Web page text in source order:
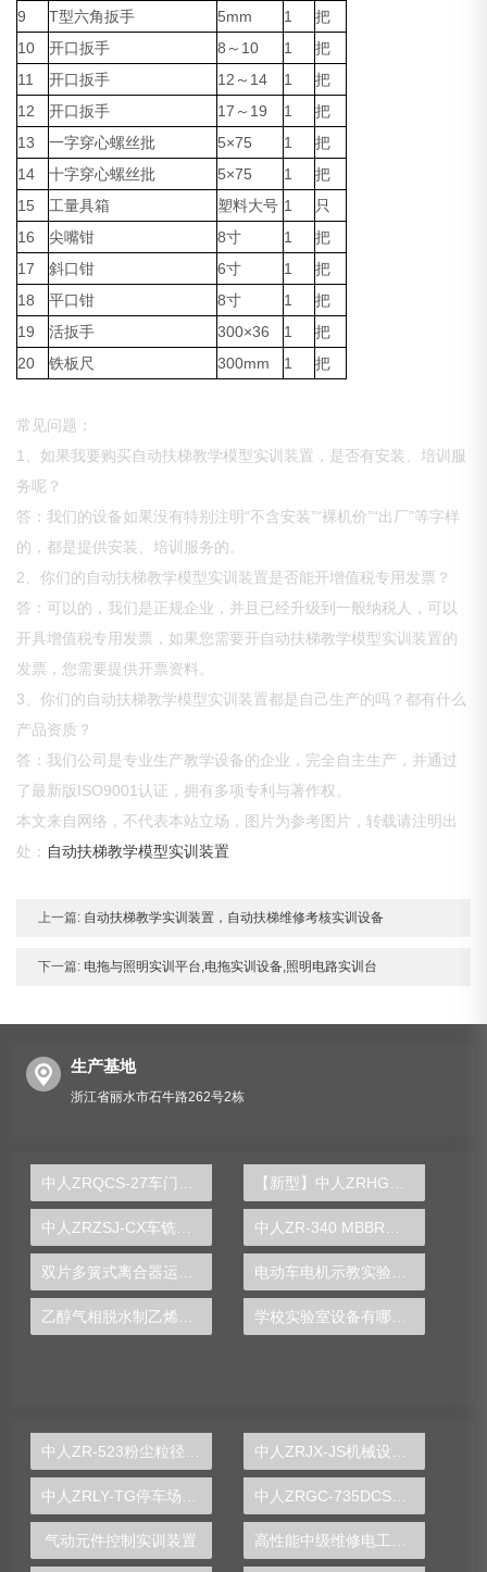
9
T型六角扳手 5mm 1
把
10
开口扳手 8～10 1
把
11
开口扳手 12～14 1
把
12
开口扳手 17～19 1
把
13
一字穿心螺丝批 5×75 1
把
14
十字穿心螺丝批 5×75 1
把
15
工量具箱 塑料大号 1
只
16
尖嘴钳 8寸 1
把
17
斜口钳 6寸 1
把
18
平口钳 8寸 1
把
19
活扳手 300×36 1
把
20
铁板尺 300mm 1 把
常见问题：
1、如果我要购买自动扶梯教学模型实训装置，是否有安装、培训服
务呢？
答：我们的设备如果没有特别注明“不含安装”“裸机价”“出厂”等字样
的，都是提供安装、培训服务的。
2、你们的自动扶梯教学模型实训装置是否能开增值税专用发票？
答：可以的，我们是正规企业，并且已经升级到一般纳税人，可以
开具增值税专用发票，如果您需要开自动扶梯教学模型实训装置的
发票，您需要提供开票资料。
3、你们的自动扶梯教学模型实训装置都是自己生产的吗？都有什么
产品资质？
答：我们公司是专业生产教学设备的企业，完全自主生产，并通过
了最新版ISO9001认证，拥有多项专利与著作权。
本文来自网络，不代表本站立场，图片为参考图片，转载请注明出
处： 自动扶梯教学模型实训装置
上一篇: 自动扶梯教学实训装置，自动扶梯维修考核实训设备
下一篇: 电拖与照明实训平台,电拖实训设备,照明电路实训台
生产基地
浙江省丽水市石牛路262号2栋
中人ZRZSJ-CX车铣加工刀具组合认知实验展示架
中人ZRGC-735DCS分布式过程控制系统实训装置
气动元件控制实训装置